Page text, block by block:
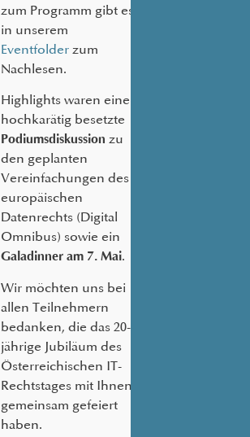
zum Programm gibt es
in unserem
Eventfolder zum
Nachlesen.
Highlights waren eine
hochkarätig besetzte
Podiumsdiskussion zu
den geplanten
Vereinfachungen des
europäischen
Datenrechts (Digital
Omnibus) sowie ein
Galadinner am 7. Mai.
Wir möchten uns bei
allen Teilnehmern
bedanken, die das 20-
jährige Jubiläum des
Österreichischen IT-
Rechtstages mit Ihnen
gemeinsam gefeiert
haben.